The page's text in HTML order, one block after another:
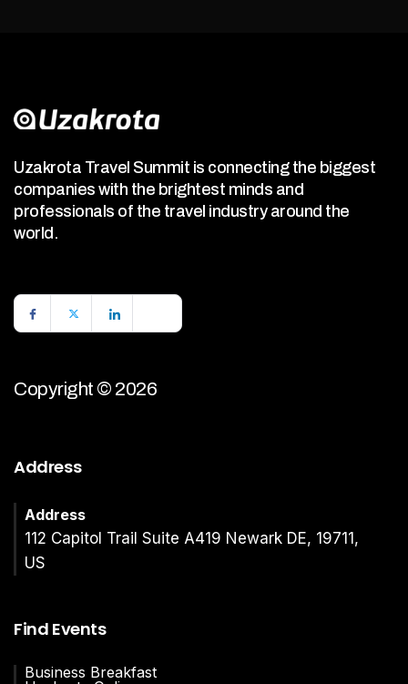
Uzakrota Travel Summit is connecting the biggest
companies with the brightest minds and
professionals of the travel industry around the
world.
Copyright © 2026
Address
Address
112 Capitol Trail Suite A419 Newark DE, 19711,
US
Find Events
Business Breakfast